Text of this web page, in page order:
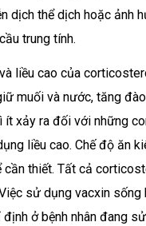
dịch thể dịch hoặc ảnh
trung tính.
liều cao của
muối và nước, tăng
ít xảy ra đối với những
liều cao. Chế độ ăn
cần thiết. Tất cả
sử dụng vacxin sống
ở bệnh nhân đang